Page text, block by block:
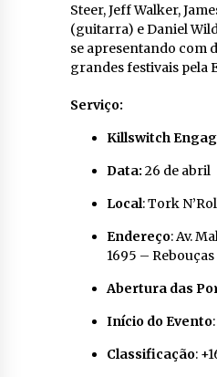
Steer, Jeff Walker,
(guitarra) e Daniel
se apresentando com
grandes festivais pela
Serviço:
Killswitch
Data: 26 de abril
Local: Tork
Endereço: Av.
1695 –
Abertura das
Início do Evento
Classificação: